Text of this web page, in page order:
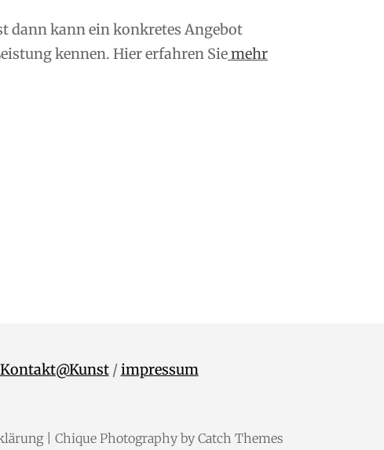
dann kann ein konkretes Angebot
kennen. Hier erfahren Siemehr
Kontakt@Kunst/impressum
| Chique Photography by Catch Themes